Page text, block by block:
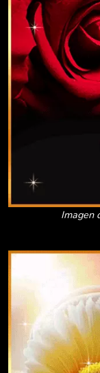
Imagen